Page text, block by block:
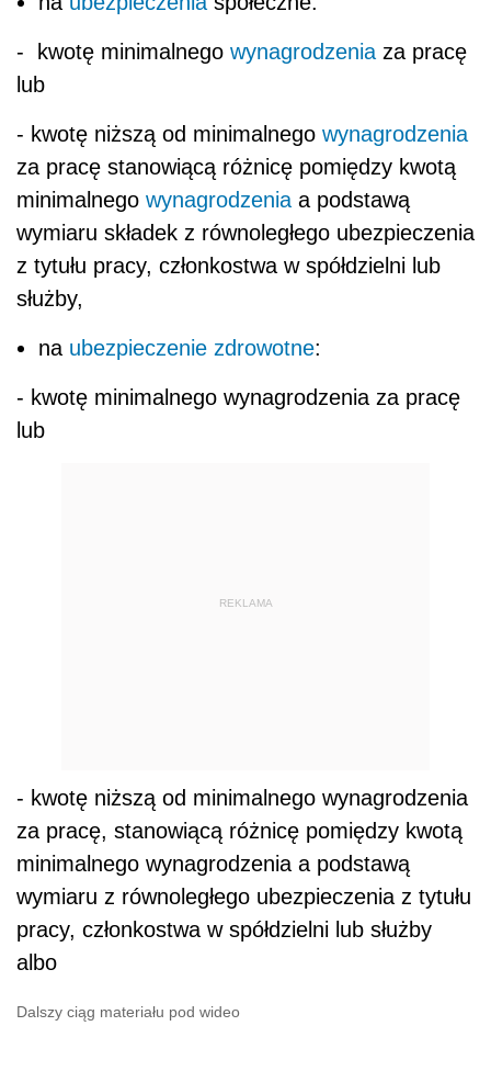
- kwotę minimalnego wynagrodzeniaza pracę
lub
- kwotę niższą od minimalnego wynagrodzenia
za pracę stanowiącą różnicę pomiędzy kwotą
minimalnego wynagrodzeniaa podstawą
wymiaru składek z równoległego ubezpieczenia
z tytułu pracy, członkostwa w spółdzielni lub
służby,
naubezpieczenie zdrowotne:
- kwotę minimalnego wynagrodzenia za pracę
lub
REKLAMA
- kwotę niższą od minimalnego wynagrodzenia
za pracę, stanowiącą różnicę pomiędzy kwotą
minimalnego wynagrodzenia a podstawą
wymiaru z równoległego ubezpieczenia z tytułu
pracy, członkostwa w spółdzielni lub służby
albo
Dalszy ciąg materiału pod wideo